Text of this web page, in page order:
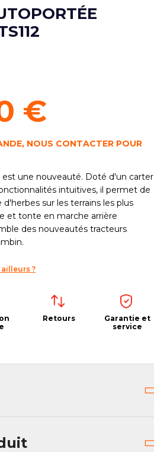
€
NOUS CONTACTER POUR
est une nouveauté. Doté d'un carter
intuitives, il permet de
sur les terrains les plus
et tonte en marche arrière
des nouveautés tracteurs
?
Retours
Garantie et
service